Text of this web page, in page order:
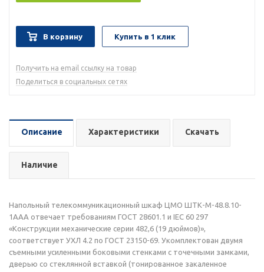
В корзину Купить в 1 клик
Получить на email ссылку на товар
Поделиться в социальных сетях
Описание Характеристики Скачать
Наличие
Напольный телекоммуникационный шкаф ЦМО ШТК-М-48.8.10-
1ААА отвечает требованиям ГОСТ 28601.1 и IEC 60 297
«Конструкции механические серии 482,6 (19 дюймов)»,
соответствует УХЛ 4.2 по ГОСТ 23150-69. Укомплектован двумя
съемными усиленными боковыми стенками с точечными замками,
дверью со стеклянной вставкой (тонированное закаленное